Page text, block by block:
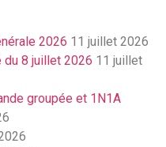
2026 11 juillet 2026
du 8 juillet 2026 11 juillet
groupée et 1N1A